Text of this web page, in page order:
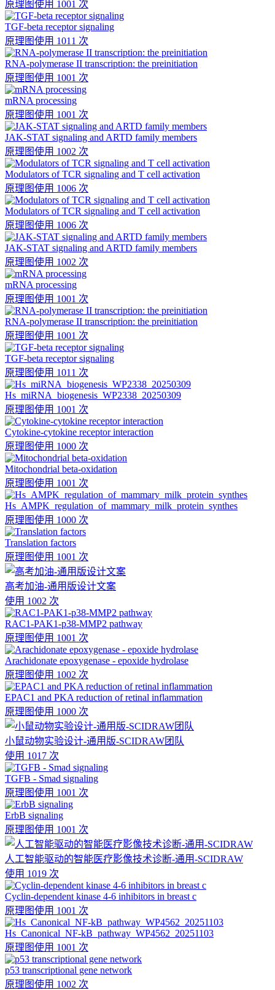
原理图使用 1001 次
TGF-beta receptor signaling
原理图使用 1011 次
RNA-polymerase II transcription: the preinitiation
原理图使用 1001 次
mRNA processing
原理图使用 1001 次
JAK-STAT signaling and ARTD family members
原理图使用 1002 次
Modulators of TCR signaling and T cell activation
原理图使用 1006 次
Modulators of TCR signaling and T cell activation
原理图使用 1006 次
JAK-STAT signaling and ARTD family members
原理图使用 1002 次
mRNA processing
原理图使用 1001 次
RNA-polymerase II transcription: the preinitiation
原理图使用 1001 次
TGF-beta receptor signaling
原理图使用 1011 次
Hs_miRNA_biogenesis_WP2338_20250309
原理图使用 1001 次
Cytokine-cytokine receptor interaction
原理图使用 1000 次
Mitochondrial beta-oxidation
原理图使用 1001 次
Hs_AMPK_regulation_of_mammary_milk_protein_synthes
原理图使用 1000 次
Translation factors
原理图使用 1001 次
高考加油-通用版设计文案
使用 1002 次
RAC1-PAK1-p38-MMP2 pathway
原理图使用 1001 次
Arachidonate epoxygenase - epoxide hydrolase
原理图使用 1002 次
EPAC1 and PKA reduction of retinal inflammation
原理图使用 1000 次
小鼠动物实验设计-通用版-SCIDRAW团队
使用 1017 次
TGFB - Smad signaling
原理图使用 1001 次
ErbB signaling
原理图使用 1001 次
人工智能驱动的智能医疗影像技术诊断-通用-SCIDRAW
使用 1019 次
Cyclin-dependent kinase 4-6 inhibitors in breast c
原理图使用 1001 次
Hs_Canonical_NF-kB_pathway_WP4562_20251103
原理图使用 1001 次
p53 transcriptional gene network
原理图使用 1002 次